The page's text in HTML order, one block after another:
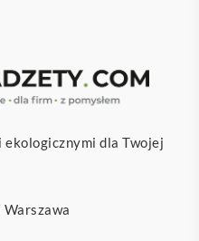
dla Twojej